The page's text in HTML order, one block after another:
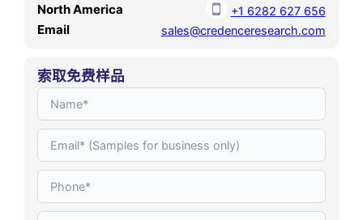
North America +1 6282 627 656
Email sales@credenceresearch.com
索取免费样品